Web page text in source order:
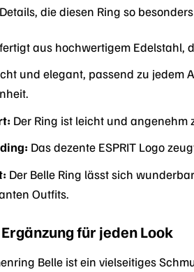
die diesen Ring so
aus hochwertigem Edelstahl,
und elegant, passend zu jedem
Der Ring ist leicht und
Das dezente ESPRIT Logo
Der Belle Ring lässt sich
Outfits.
für jeden Look
Belle ist ein vielseitiges